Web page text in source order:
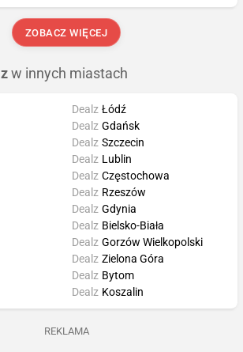
ZOBACZ WIĘCEJ
w innych miastach
Dealz Łódź
Dealz Gdańsk
Dealz Szczecin
Dealz Lublin
Dealz Częstochowa
Dealz Rzeszów
Dealz Gdynia
Dealz Bielsko-Biała
Dealz Gorzów Wielkopolski
Dealz Zielona Góra
Dealz Bytom
Dealz Koszalin
REKLAMA